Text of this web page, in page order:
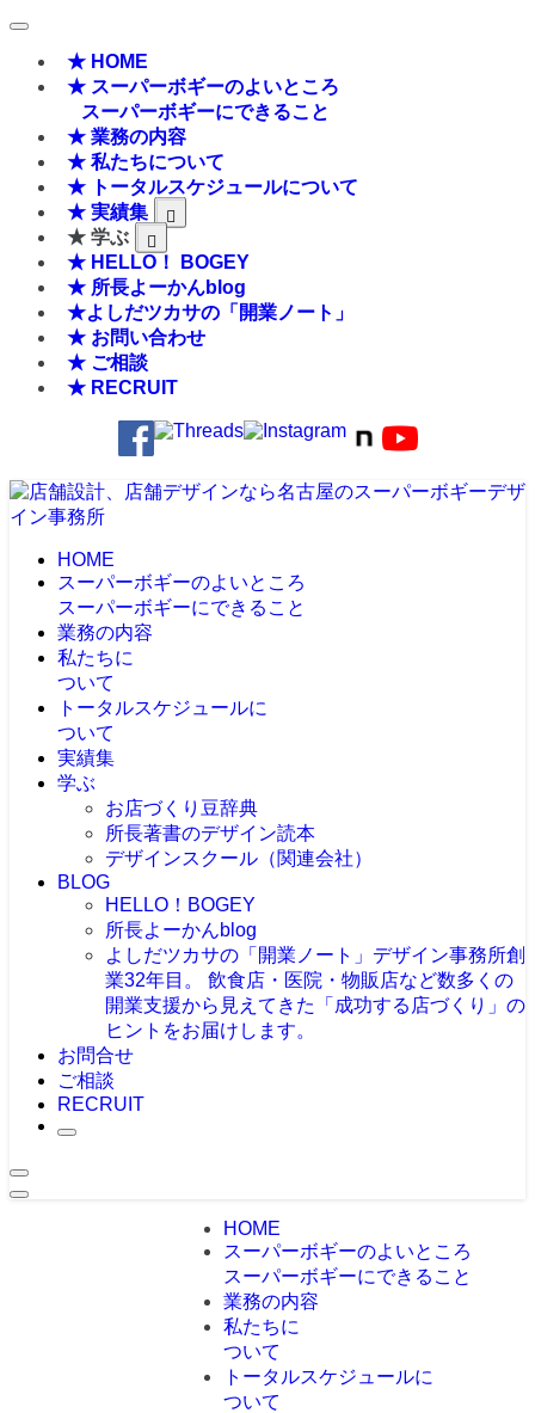
★ HOME
★ スーパーボギーのよいところ
スーパーボギーにできること
★ 業務の内容
★ 私たちについて
★ トータルスケジュールについて
★ 実績集
★ 学ぶ
★ HELLO！ BOGEY
★ 所長よーかんblog
★よしだツカサの「開業ノート」
★ お問い合わせ
★ ご相談
★ RECRUIT
HOME
スーパーボギーのよいところ
スーパーボギーにできること
業務の内容
私たちに
ついて
トータルスケジュールに
ついて
実績集
学ぶ
お店づくり豆辞典
所長著書のデザイン読本
デザインスクール（関連会社）
BLOG
HELLO！BOGEY
所長よーかんblog
よしだツカサの「開業ノート」 デザイン事務所創
業32年目。 飲食店・医院・物販店など数多くの
開業支援から見えてきた「成功する店づくり」の
ヒントをお届けします。
お問合せ
ご相談
RECRUIT
HOME
スーパーボギーのよいところ
スーパーボギーにできること
業務の内容
私たちに
ついて
トータルスケジュールに
ついて